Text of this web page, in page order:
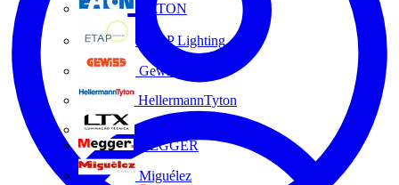
EATON
ETAP Lighting
Gewiss
HellermannTyton
MEGGER
Miguélez